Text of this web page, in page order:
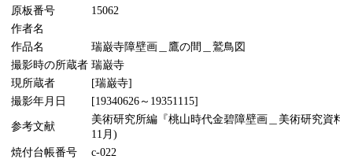
原板番号
15062
作者名
作品名
瑞巌寺障壁画＿鷹の間＿鷲鳥図
撮影時の所蔵者 瑞巌寺
現所蔵者
[瑞巌寺]
撮影年月日
[19340626～19351115]
参考文献
美術研究所編『桃山時代金碧障壁画＿美術研究資
11月)
焼付台帳番号
c-022